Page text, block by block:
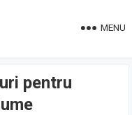
MENU
pentru